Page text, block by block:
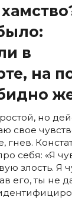
в
на
но
свое
гнев.
себя: «Я
злость. Я
его, ты не